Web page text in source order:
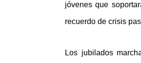
jóvenes que
recuerdo de crisis
Los jubilados